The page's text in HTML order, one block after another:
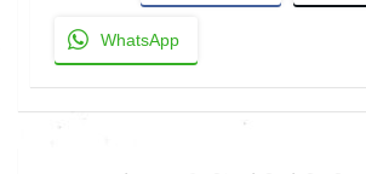
WhatsApp